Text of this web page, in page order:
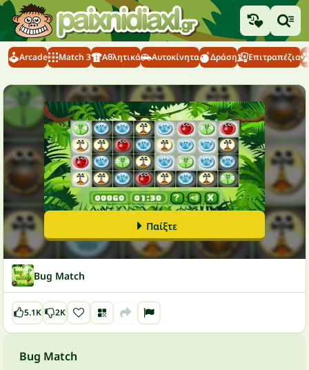
Arcade Match 3 Αθλητικά Αυτοκίνητα Δράση Επιτραπέζια
Παίξτε
Bug Match
5.1K 2K
Bug Match